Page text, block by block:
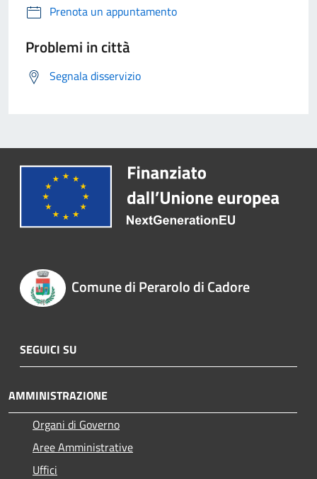
Prenota un appuntamento
Problemi in città
Segnala disservizio
Comune di Perarolo di Cadore
SEGUICI SU
AMMINISTRAZIONE
Organi di Governo
Aree Amministrative
Uffici